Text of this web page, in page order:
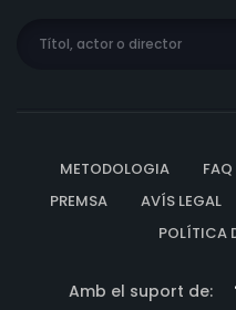
METODOLOGIA FAQ
PREMSA
AVÍS LEGAL
POLÍTICA
Amb el suport de: